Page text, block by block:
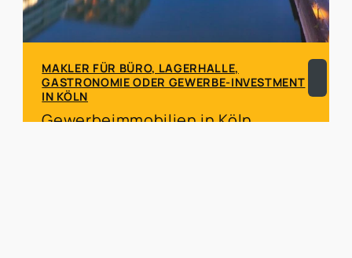
MAKLER FÜR BÜRO, LAGERHALLE,
GASTRONOMIE ODER GEWERBE-INVESTMENT
IN KÖLN
Gewerbeimmobilien in Köln